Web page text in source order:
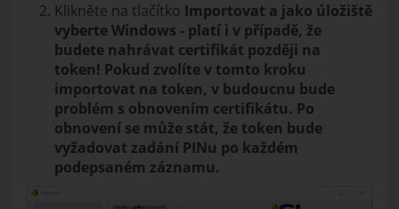
Klikněte na tlačítko Importovat a jako úložiště
vyberte Windows - platí i v případě, že
budete nahrávat certifikát později na
token! Pokud zvolíte v tomto kroku
importovat na token, v budoucnu bude
problém s obnovením certifikátu. Po
obnovení se může stát, že token bude
vyžadovat zadání PINu po každém
podepsaném záznamu.